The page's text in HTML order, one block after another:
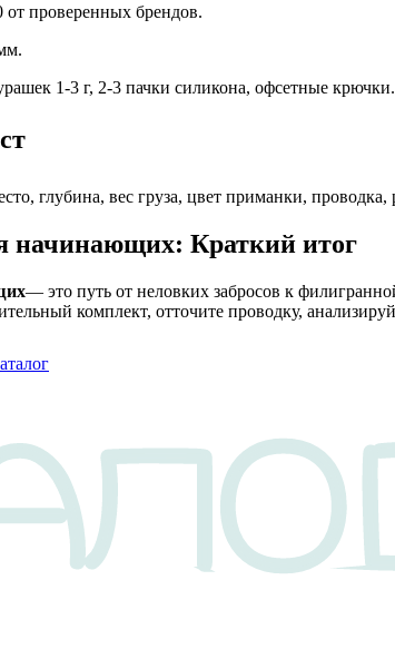
от проверенных брендов.
1-3 г, 2-3 пачки силикона, офсетные крючки.
глубина, вес груза, цвет приманки,
начинающих: Краткий итог
— это путь от неловких забросов к
комплект, отточите проводку,